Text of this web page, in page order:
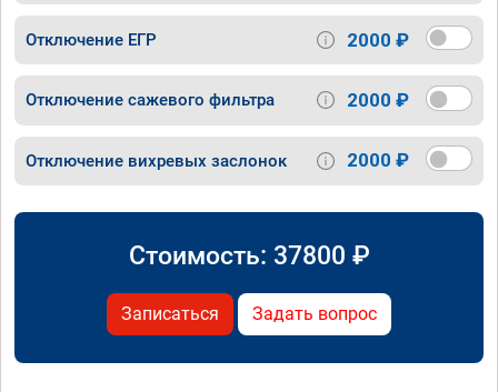
Отключение ЕГР 2000 ₽
Отключение сажевого фильтра 2000 ₽
Отключение вихревых заслонок 2000 ₽
Стоимость: 37800 ₽
Записаться Задать вопрос